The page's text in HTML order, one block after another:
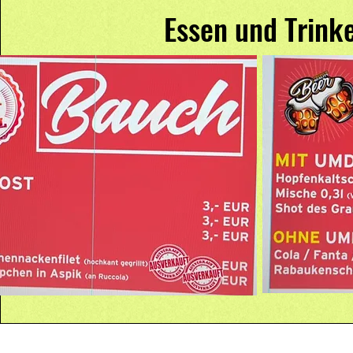
Essen und